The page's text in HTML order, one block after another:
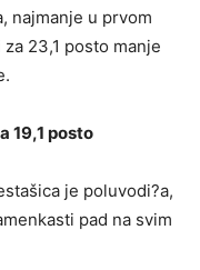
najmanje u prvom
23,1 posto manje
19,1 posto
je poluvodi?a,
pad na svim